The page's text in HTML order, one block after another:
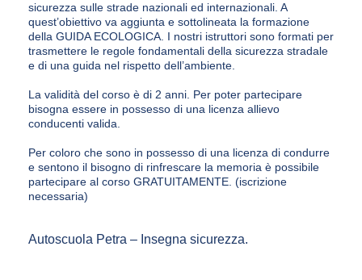
sicurezza sulle strade nazionali ed internazionali. A
quest’obiettivo va aggiunta e sottolineata la formazione
della GUIDA ECOLOGICA. I nostri istruttori sono formati per
trasmettere le regole fondamentali della sicurezza stradale
e di una guida nel rispetto dell’ambiente.
La validità del corso è di 2 anni. Per poter partecipare
bisogna essere in possesso di una licenza allievo
conducenti valida.
Per coloro che sono in possesso di una licenza di condurre
e sentono il bisogno di rinfrescare la memoria è possibile
partecipare al corso GRATUITAMENTE. (iscrizione
necessaria)
Autoscuola Petra – Insegna sicurezza.